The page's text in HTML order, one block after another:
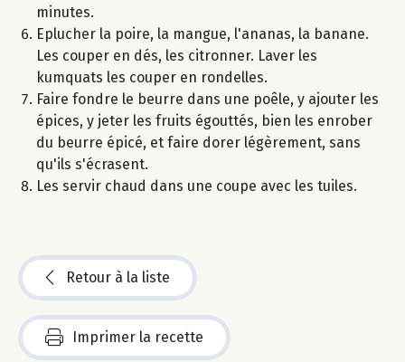
minutes.
Eplucher la poire, la mangue, l'ananas, la banane.
Les couper en dés, les citronner. Laver les
kumquats les couper en rondelles.
Faire fondre le beurre dans une poêle, y ajouter les
épices, y jeter les fruits égouttés, bien les enrober
du beurre épicé, et faire dorer légèrement, sans
qu'ils s'écrasent.
Les servir chaud dans une coupe avec les tuiles.
Retour à la liste
Imprimer la recette